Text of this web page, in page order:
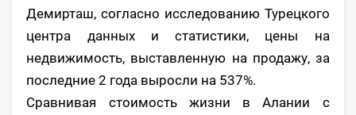
Демирташ, согласно исследованию Турецкого
центра данных и статистики, цены на
недвижимость, выставленную на продажу, за
последние 2 года выросли на 537%.
Сравнивая стоимость жизни в Алании с